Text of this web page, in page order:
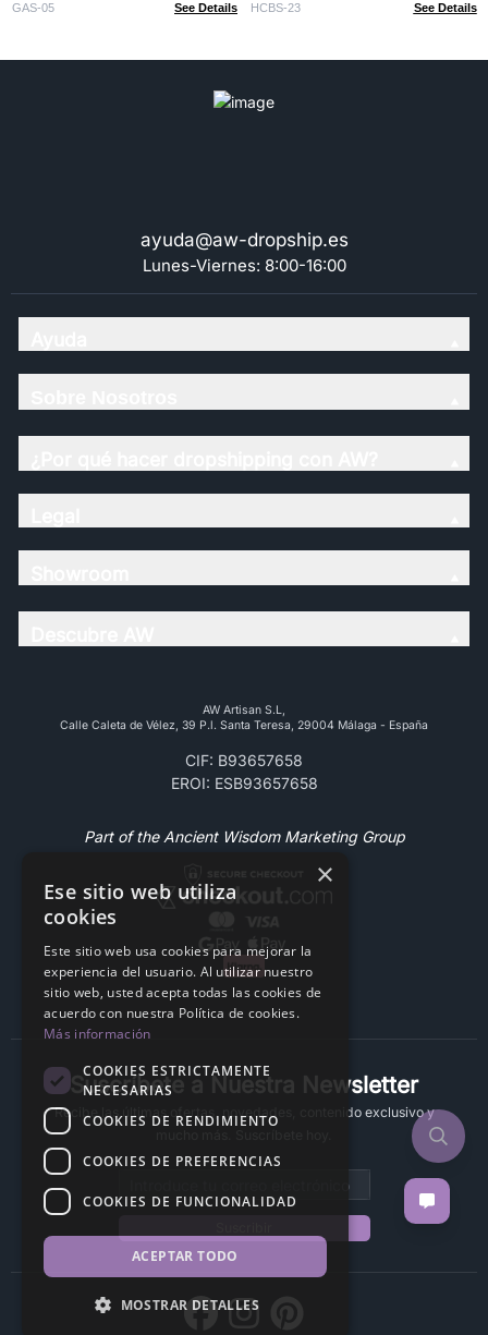
GAS-05 See Details HCBS-23 See Details
ayuda@aw-dropship.es
Lunes-Viernes: 8:00-16:00
AW Artisan S.L,
Calle Caleta de Vélez, 39 P.l. Santa Teresa, 29004 Málaga - España
CIF: B93657658
EROI: ESB93657658
Part of the Ancient Wisdom Marketing Group
Suscríbete a Nuestra Newsletter
Recibe las últimas ofertas, novedades, contenido exclusivo y
×
Ese sitio web utiliza
cookies
Este sitio web usa cookies para mejorar la
experiencia del usuario. Al utilizar nuestro
sitio web, usted acepta todas las cookies de
acuerdo con nuestra Política de cookies.
Más información
COOKIES ESTRICTAMENTE
NECESARIAS
COOKIES DE RENDIMIENTO
COOKIES DE PREFERENCIAS
COOKIES DE FUNCIONALIDAD
ACEPTAR TODO
MOSTRAR DETALLES